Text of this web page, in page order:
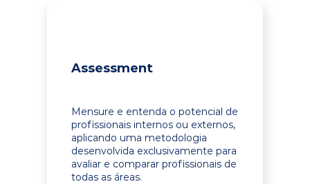
Assessment
Mensure e entenda o potencial de
profissionais internos ou externos,
aplicando uma metodologia
desenvolvida exclusivamente para
avaliar e comparar profissionais de
todas as áreas.